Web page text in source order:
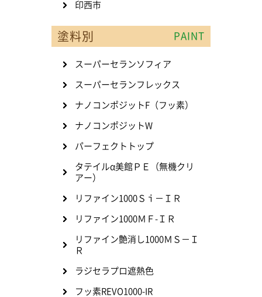
印西市
塗料別 PAINT
スーパーセランソフィア
スーパーセランフレックス
ナノコンポジットF（フッ素）
ナノコンポジットW
パーフェクトトップ
タテイルα美館ＰＥ（無機クリ
アー）
リファイン1000Ｓｉ－ＩＲ
リファイン1000ＭＦ-ＩＲ
リファイン艶消し1000ＭＳ－Ｉ
Ｒ
ラジセラプロ遮熱色
フッ素REVO1000-IR